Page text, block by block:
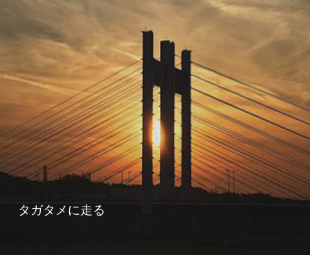
タガタメに走る